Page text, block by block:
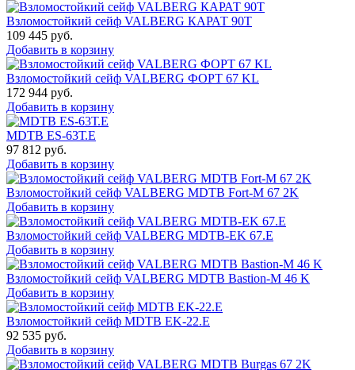
Взломостойкий сейф VALBERG КАРАТ 90T
109 445 руб.
Добавить в корзину
Взломостойкий сейф VALBERG ФОРТ 67 KL
172 944 руб.
Добавить в корзину
MDTB ES-63Т.Е
97 812 руб.
Добавить в корзину
Взломостойкий сейф VALBERG MDTB Fort-M 67 2K
Добавить в корзину
Взломостойкий сейф VALBERG MDTB-EK 67.E
Добавить в корзину
Взломостойкий сейф VALBERG MDTB Bastion-M 46 K
Добавить в корзину
Взломостойкий сейф MDTB EK-22.E
92 535 руб.
Добавить в корзину